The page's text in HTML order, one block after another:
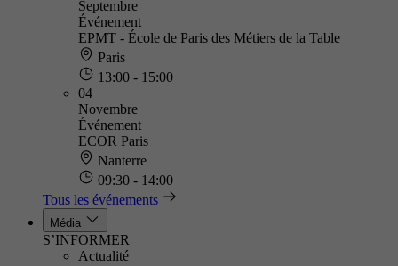
Septembre
Événement
EPMT - École de Paris des Métiers de la Table
Paris
13:00 - 15:00
04
Novembre
Événement
ECOR Paris
Nanterre
09:30 - 14:00
Tous les événements
Média
S’INFORMER
Actualité